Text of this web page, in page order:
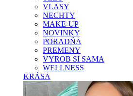
VLASY
NECHTY
MAKE-UP
NOVINKY
PORADŇA
PREMENY
VYROB SI SAMA
WELLNESS
KRÁSA